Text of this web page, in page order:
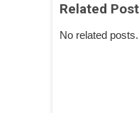
Related
No related posts.